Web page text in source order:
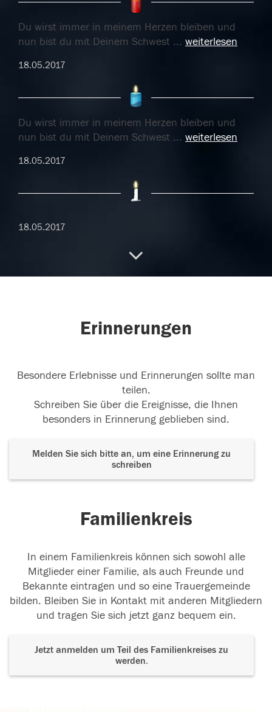
Du wirst immer in meinem Herzen bleiben und
nun bist du mit Deinem Schwest ... weiterlesen
18.05.2017
Du wirst immer in meinem Herzen bleiben und
nun bist du mit Deinem Schwest ... weiterlesen
18.05.2017
18.05.2017
Erinnerungen
Besondere Erlebnisse und Erinnerungen sollte man
teilen.
Schreiben Sie über die Ereignisse, die Ihnen
besonders in Erinnerung geblieben sind.
Melden Sie sich bitte an, um eine Erinnerung zu
schreiben
Familienkreis
In einem Familienkreis können sich sowohl alle
Mitglieder einer Familie, als auch Freunde und
Bekannte eintragen und so eine Trauergemeinde
bilden. Bleiben Sie in Kontakt mit anderen Mitgliedern
und tragen Sie sich jetzt ganz bequem ein.
Jetzt anmelden um Teil des Familienkreises zu
werden.